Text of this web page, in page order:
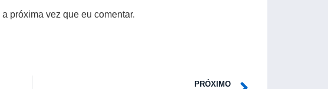
próxima vez que eu comentar.
PRÓXIMO